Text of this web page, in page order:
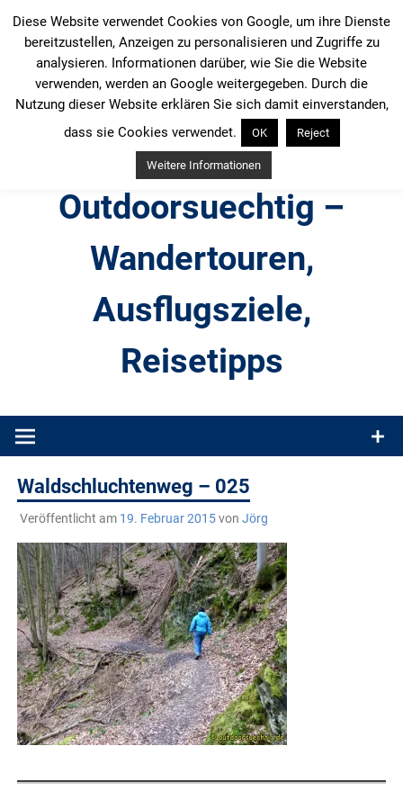
Inhalt
springen
Outdoorsuechtig –
Wandertouren,
Ausflugsziele,
Reisetipps
Produkttests und Buchrezensionen. Ein Blog für alle, die gern
Waldschluchtenweg – 025
Veröffentlicht am 19. Februar 2015von Jörg
Diese Website verwendet Cookies von Google, um ihre Dienste
bereitzustellen, Anzeigen zu personalisieren und Zugriffe zu
analysieren. Informationen darüber, wie Sie die Website
verwenden, werden an Google weitergegeben. Durch die
Nutzung dieser Website erklären Sie sich damit einverstanden,
dass sie Cookies verwendet.
OK Reject
Weitere Informationen